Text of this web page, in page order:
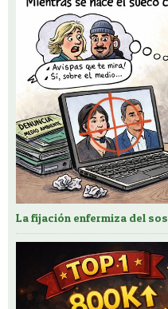
La fijación enfermiza del